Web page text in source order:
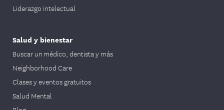
Liderazgo intelectual
Salud y bienestar
Buscar un médico, dentista y más
Neighborhood Care
Clases y eventos gratuitos
Salud Mental